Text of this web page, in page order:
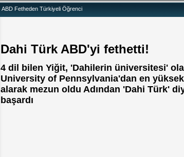
ABD Fetheden Türkiyeli Öğrenci
Dahi Türk ABD'yi fethetti!
4 dil bilen Yiğit, 'Dahilerin üniversitesi'
University of Pennsylvania'dan en
alarak mezun oldu Adından 'Dahi Türk'
başardı